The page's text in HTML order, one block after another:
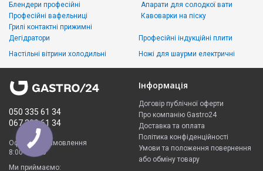
Блендери професійні
Професійні вафельниці
Грилі контактні прижимні
Апарати для солодкої вати
Кавоварки на піску
Дегідратори
Настільні вітрини холодильні
Професійні індукційні плити
Ножі для шаурми електричні
050 335 61 34
067 299 61 34
Оформити замовлення
8:00 - 23:00
Ми приймаємо:
Інформація
Договір публічної оферти
Про компанію Gastro24
Доставка та оплата
Політика конфіденційності
Умови та положення повернення
або обміну товару